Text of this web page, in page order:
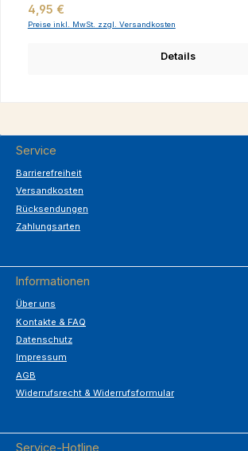
Regulärer Preis:
4,95 €
Preise inkl. MwSt. zzgl. Versandkosten
Details
Service
Barrierefreiheit
Versandkosten
Rücksendungen
Zahlungsarten
Informationen
Über uns
Kontakte & FAQ
Datenschutz
Impressum
AGB
Widerrufsrecht & Widerrufsformular
Service-Hotline